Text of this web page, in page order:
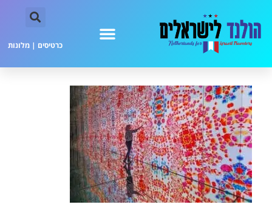
כרטיסים | מלונות